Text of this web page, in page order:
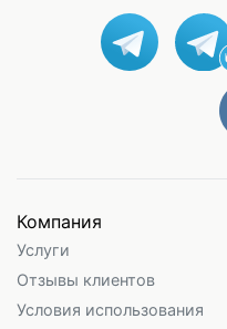
Компания
Услуги
Отзывы клиентов
Условия использования